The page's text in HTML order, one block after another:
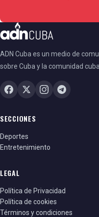
ADN Cuba es un medio de
sobre Cuba y la comunidad
SECCIONES
Deportes
Entretenimiento
LEGAL
Política de Privacidad
Política de cookies
Términos y condiciones